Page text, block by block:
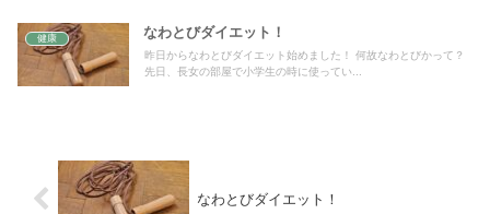
健康 なわとびダイエット！
昨日からなわとびダイエット始めました！ 何故なわとびかって？
先日、長女の部屋で小学生の時に使ってい...
なわとびダイエット！